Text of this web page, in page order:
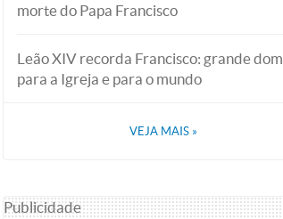
morte do Papa Francisco
Leão XIV recorda Francisco: grande dom
para a Igreja e para o mundo
VEJA MAIS »
Publicidade